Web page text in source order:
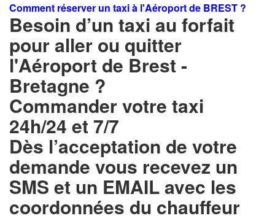
Comment réserver un taxi à l'Aéroport de BREST ?
Besoin d’un taxi au forfait
pour aller ou quitter
l'Aéroport de Brest -
Bretagne ?
Commander votre taxi
24h/24 et 7/7
Dès l’acceptation de votre
demande vous recevez un
SMS et un EMAILavec les
coordonnées du chauffeur